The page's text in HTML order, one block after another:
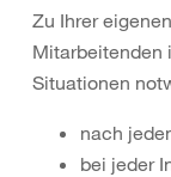
Zu Ihrer
Mitarbeitenden
Situationen
nach
bei jeder